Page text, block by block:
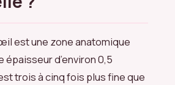
est une zone anatomique
épaisseur d’environ 0,5
trois à cinq fois plus fine que